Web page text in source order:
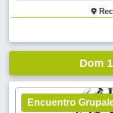
vez deben confirmarse
rummy que sean necesar
Dom
Encuentro